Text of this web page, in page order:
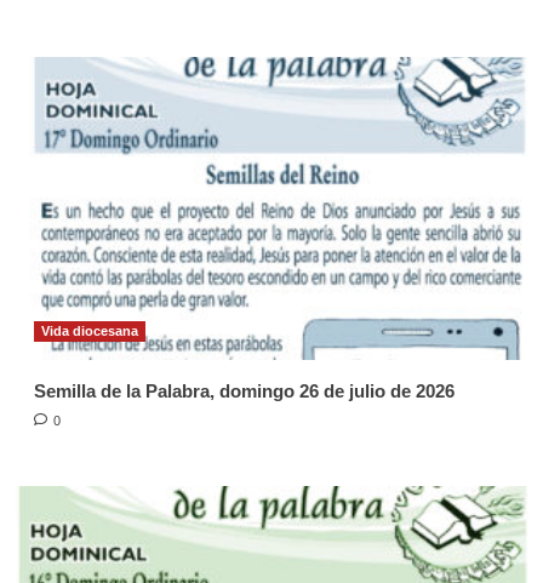
Vida diocesana
Semilla de la Palabra, domingo 26 de julio de 2026
0